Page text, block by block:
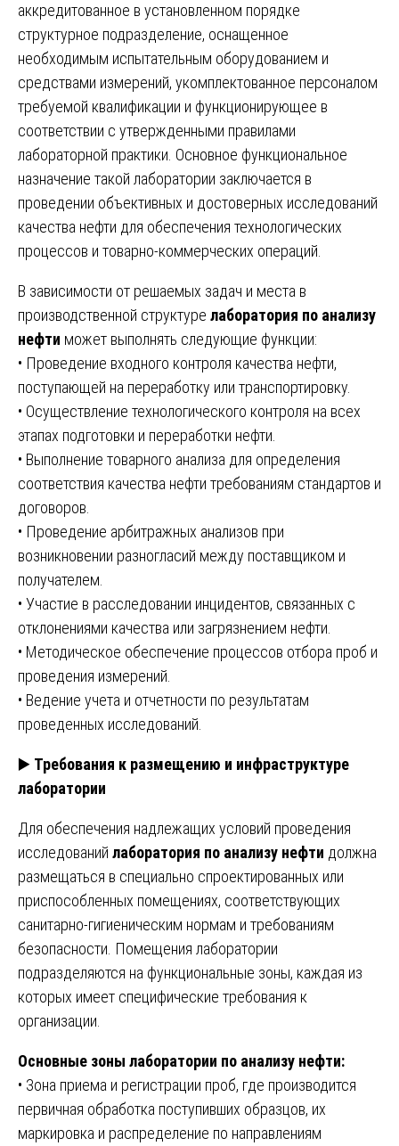
аккредитованное в установленном порядке
структурное подразделение, оснащенное
необходимым испытательным оборудованием и
средствами измерений, укомплектованное персоналом
требуемой квалификации и функционирующее в
соответствии с утвержденными правилами
лабораторной практики. Основное функциональное
назначение такой лаборатории заключается в
проведении объективных и достоверных исследований
качества нефти для обеспечения технологических
процессов и товарно-коммерческих операций.
В зависимости от решаемых задач и места в
производственной структуре лаборатория по анализу
нефти может выполнять следующие функции:
• Проведение входного контроля качества нефти,
поступающей на переработку или транспортировку.
• Осуществление технологического контроля на всех
этапах подготовки и переработки нефти.
• Выполнение товарного анализа для определения
соответствия качества нефти требованиям стандартов и
договоров.
• Проведение арбитражных анализов при
возникновении разногласий между поставщиком и
получателем.
• Участие в расследовании инцидентов, связанных с
отклонениями качества или загрязнением нефти.
• Методическое обеспечение процессов отбора проб и
проведения измерений.
• Ведение учета и отчетности по результатам
проведенных исследований.
▶️ Требования к размещению и инфраструктуре
лаборатории
Для обеспечения надлежащих условий проведения
исследований лаборатория по анализу нефти должна
размещаться в специально спроектированных или
приспособленных помещениях, соответствующих
санитарно-гигиеническим нормам и требованиям
безопасности. Помещения лаборатории
подразделяются на функциональные зоны, каждая из
которых имеет специфические требования к
организации.
Основные зоны лаборатории по анализу нефти:
• Зона приема и регистрации проб, где производится
первичная обработка поступивших образцов, их
маркировка и распределение по направлениям